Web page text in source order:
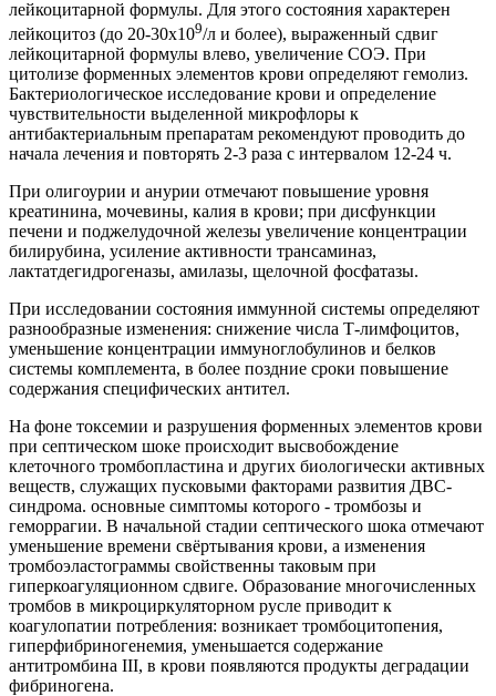
лейкоцитарной формулы. Для этого состояния характерен
лейкоцитоз (до 20-30х109/л и более), выраженный сдвиг
лейкоцитарной формулы влево, увеличение СОЭ. При
цитолизе форменных элементов крови определяют гемолиз.
Бактериологическое исследование крови и определение
чувствительности выделенной микрофлоры к
антибактериальным препаратам рекомендуют проводить до
начала лечения и повторять 2-3 раза с интервалом 12-24 ч.
При олигоурии и анурии отмечают повышение уровня
креатинина, мочевины, калия в крови; при дисфункции
печени и поджелудочной железы увеличение концентрации
билирубина, усиление активности трансаминаз,
лактатдегидрогеназы, амилазы, щелочной фосфатазы.
При исследовании состояния иммунной системы определяют
разнообразные изменения: снижение числа Т-лимфоцитов,
уменьшение концентрации иммуноглобулинов и белков
системы комплемента, в более поздние сроки повышение
содержания специфических антител.
На фоне токсемии и разрушения форменных элементов крови
при септическом шоке происходит высвобождение
клеточного тромбопластина и других биологически активных
веществ, служащих пусковыми факторами развития ДВС-
синдрома. основные симптомы которого - тромбозы и
геморрагии. В начальной стадии септического шока отмечают
уменьшение времени свёртывания крови, а изменения
тромбоэластограммы свойственны таковым при
гиперкоагуляционном сдвиге. Образование многочисленных
тромбов в микроциркуляторном русле приводит к
коагулопатии потребления: возникает тромбоцитопения,
гиперфибриногенемия, уменьшается содержание
антитромбина III, в крови появляются продукты деградации
фибриногена.